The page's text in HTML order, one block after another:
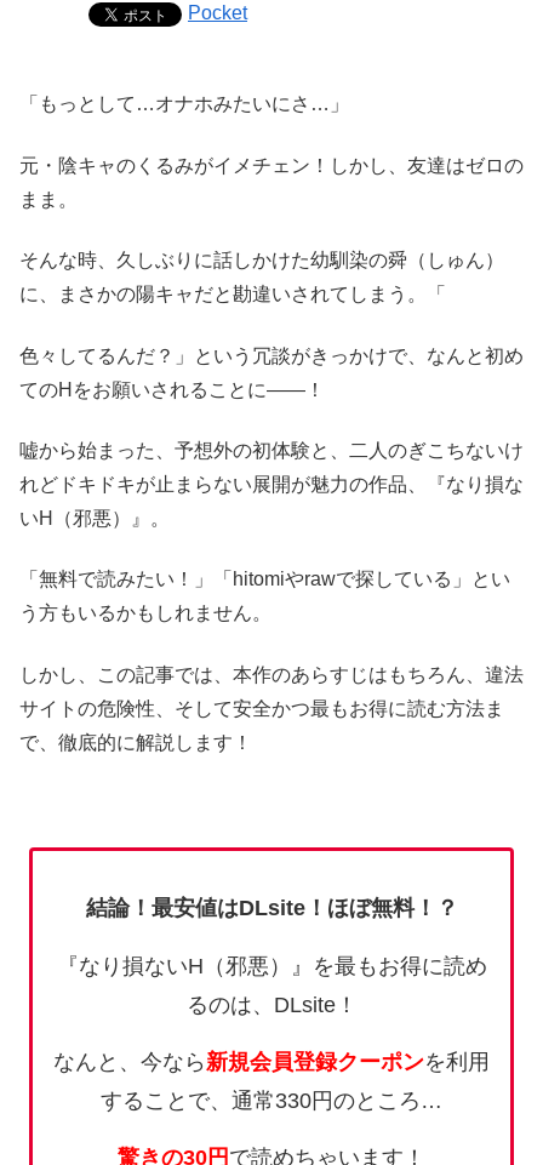
Pocket
「もっとして…オナホみたいにさ…」
元・陰キャのくるみがイメチェン！しかし、友達はゼロの
まま。
そんな時、久しぶりに話しかけた幼馴染の舜（しゅん）
に、まさかの陽キャだと勘違いされてしまう。「
色々してるんだ？」という冗談がきっかけで、なんと初め
てのHをお願いされることに――！
嘘から始まった、予想外の初体験と、二人のぎこちないけ
れどドキドキが止まらない展開が魅力の作品、『なり損な
いH（邪悪）』。
「無料で読みたい！」「hitomiやrawで探している」とい
う方もいるかもしれません。
しかし、この記事では、本作のあらすじはもちろん、違法
サイトの危険性、そして安全かつ最もお得に読む方法ま
で、徹底的に解説します！
結論！最安値はDLsite！ほぼ無料！？
『なり損ないH（邪悪）』を最もお得に読め
るのは、DLsite！
なんと、今なら 新規会員登録クーポンを利用
することで、通常330円のところ…
驚きの30円 で読めちゃいます！